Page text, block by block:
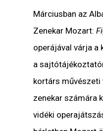
Márciusban az
Zenekar Mozart:
operájával várja a
a
kortárs
zenekar számára
vidéki